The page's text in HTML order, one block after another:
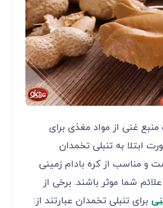
غنی از مواد مغذی برای
ابتلا به تنبلی تخمدان
مناسب از کره بادام زمینی
شما موثر باشند. برخی از
برای تنبلی تخمدان عبارتند از: